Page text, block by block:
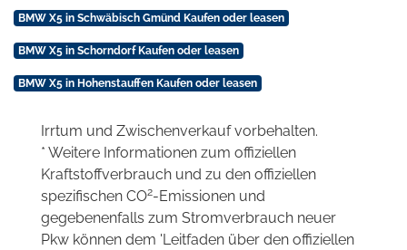
BMW X5 in Schwäbisch Gmünd Kaufen oder leasen
BMW X5 in Schorndorf Kaufen oder leasen
BMW X5 in Hohenstauffen Kaufen oder leasen
Irrtum und Zwischenverkauf vorbehalten.
* Weitere Informationen zum offiziellen
Kraftstoffverbrauch und zu den offiziellen
spezifischen CO2-Emissionen und
gegebenenfalls zum Stromverbrauch neuer
Pkw können dem 'Leitfaden über den offiziellen